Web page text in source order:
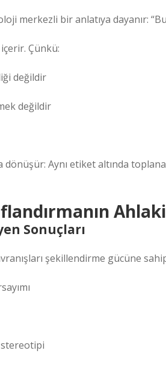
merkezli bir anlatıya dayanır:
Çünkü:
değildir
değildir
Aynı etiket altında
Sonuçları
şekillendirme gücüne
stereotipi